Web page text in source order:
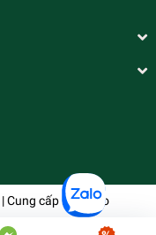
| Cung cấp bởiSapo